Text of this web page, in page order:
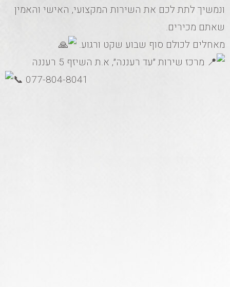
ונמשיך לתת לכם את השירות המקצועי, האישי והאמין
שאתם מכירים.
מאחלים לכולם סוף שבוע שקט ורגוע.
מרכז שירות ״עד רעננה״, א.ת השיזף 5 רעננה
077-804-8041